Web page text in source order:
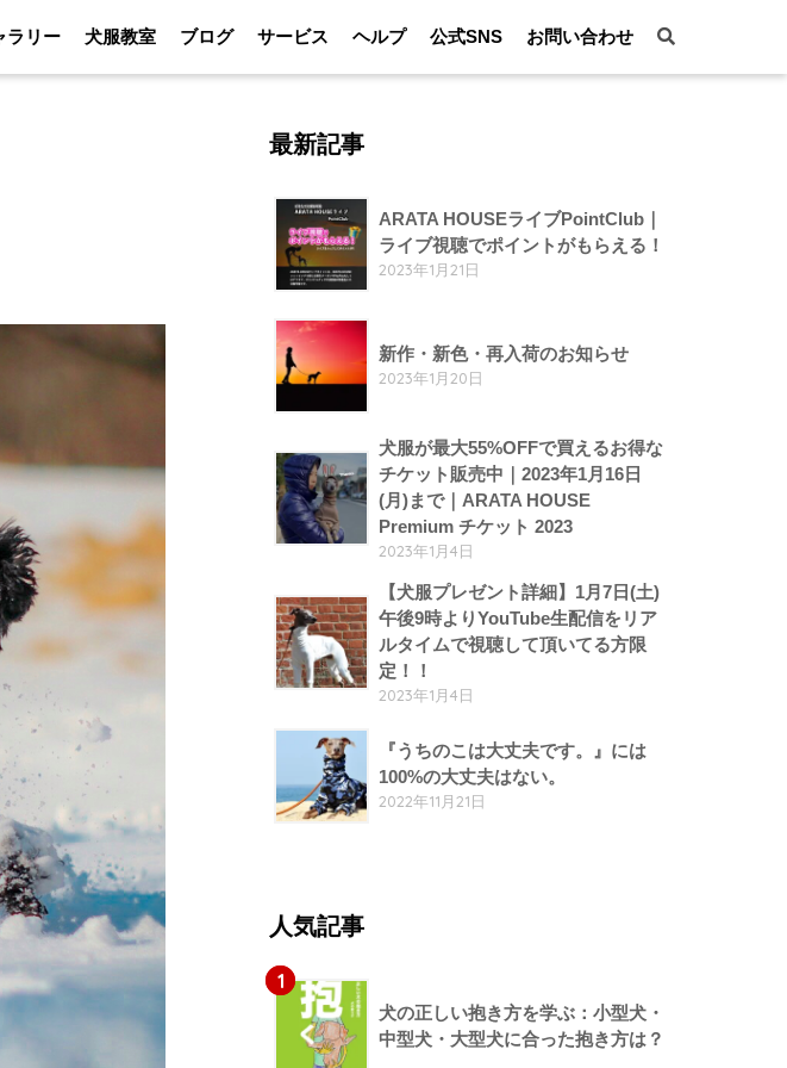
ラリー 犬服教室 ブログ サービス ヘルプ 公式SNS お問い合わせ
最新記事
ARATA HOUSEライブPointClub｜
ライブ視聴でポイントがもらえる！
2023年1月21日
新作・新色・再入荷のお知らせ
2023年1月20日
犬服が最大55%OFFで買えるお得な
チケット販売中｜2023年1月16日
(月)まで｜ARATA HOUSE
Premium チケット 2023
2023年1月4日
【犬服プレゼント詳細】1月7日(土)
午後9時よりYouTube生配信をリア
ルタイムで視聴して頂いてる方限
定！！
2023年1月4日
『うちのこは大丈夫です。』には
100%の大丈夫はない。
2022年11月21日
人気記事
1
犬の正しい抱き方を学ぶ：小型犬・
中型犬・大型犬に合った抱き方は？